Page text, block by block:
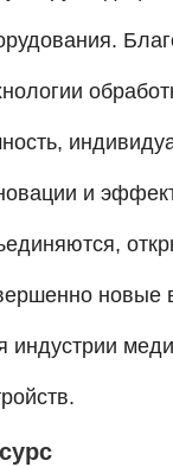
и
новые
индустрии